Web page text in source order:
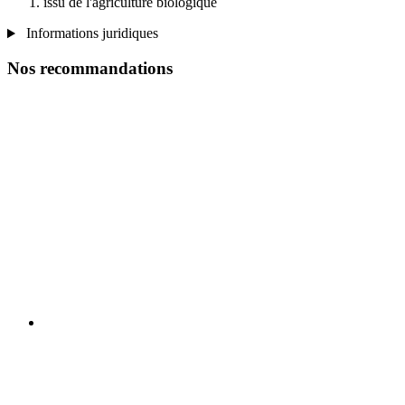
Informations juridiques
Nos recommandations